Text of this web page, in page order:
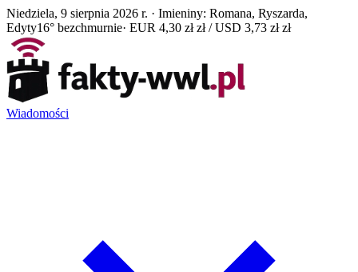
Niedziela, 9 sierpnia 2026 r. · Imieniny: Romana, Ryszarda,
Edyty16° bezchmurnie· EUR 4,30 zł zł / USD 3,73 zł zł
Wiadomości